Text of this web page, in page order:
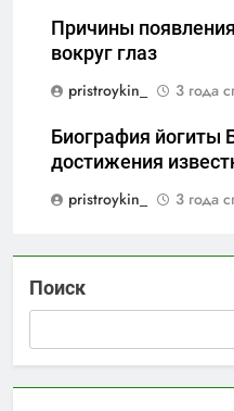
Причины
вокруг глаз
pristroykin_
3 года
Биография йогиты
достижения
pristroykin_
3 года
Поиск